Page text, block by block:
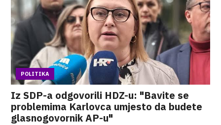
POLITIKA
Iz SDP-a odgovorili HDZ-u: "Bavite se
problemima Karlovca umjesto da budete
glasnogovornik AP-u"